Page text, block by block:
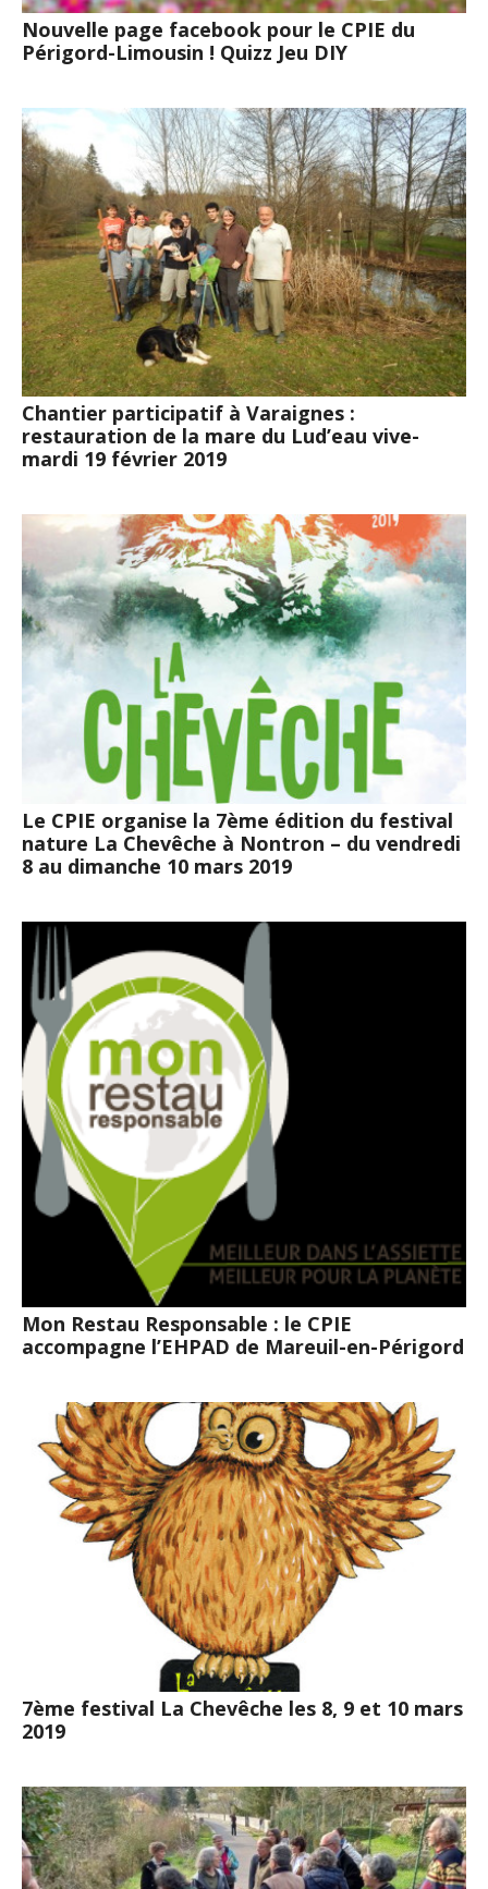
Nouvelle page facebook pour le CPIE du
Périgord-Limousin ! Quizz Jeu DIY
Chantier participatif à Varaignes :
restauration de la mare du Lud’eau vive-
mardi 19 février 2019
Le CPIE organise la 7ème édition du festival
nature La Chevêche à Nontron – du vendredi
8 au dimanche 10 mars 2019
Mon Restau Responsable : le CPIE
accompagne l’EHPAD de Mareuil-en-Périgord
7ème festival La Chevêche les 8, 9 et 10 mars
2019